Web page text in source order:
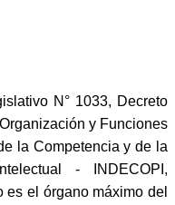
N° 1033, Decreto
y Funciones
la Competencia y de la
- INDECOPI,
el órgano máximo del